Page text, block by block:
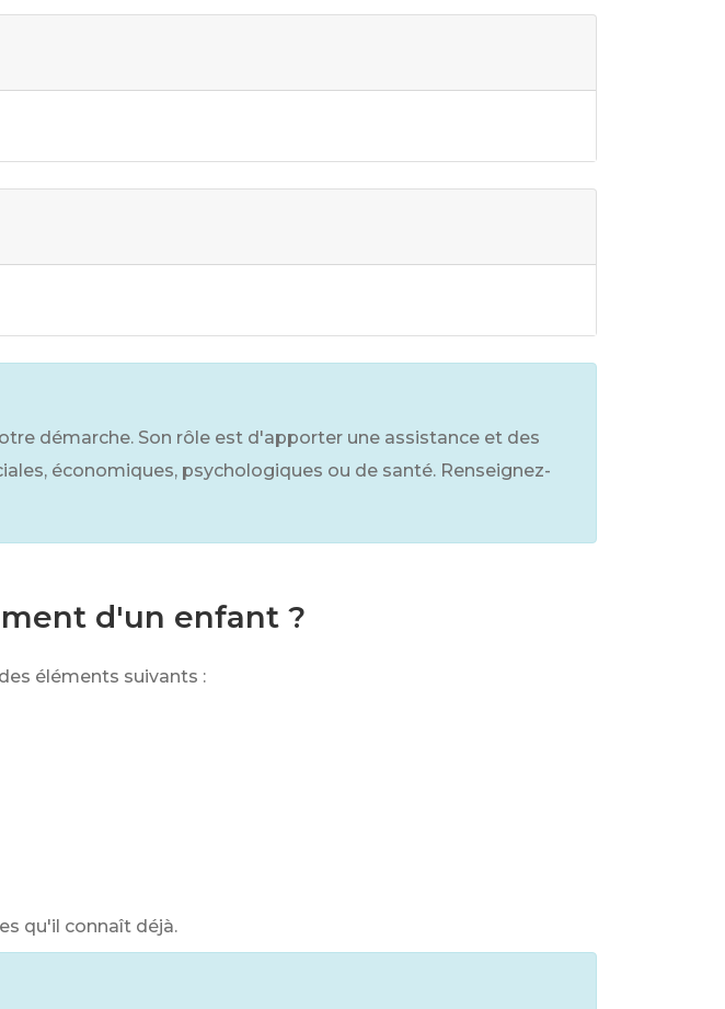
démarche. Son rôle est d'apporter une assistance et des
économiques, psychologiques ou de santé. Renseignez-
d'un enfant ?
éléments suivants :
qu'il connaît déjà.